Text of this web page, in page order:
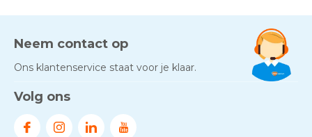
AED-apparaten - Welke past
Door Marco van Arbowinkel.nl
Door
Neem contact op
Ons klantenservice staat voor je klaar.
Volg ons